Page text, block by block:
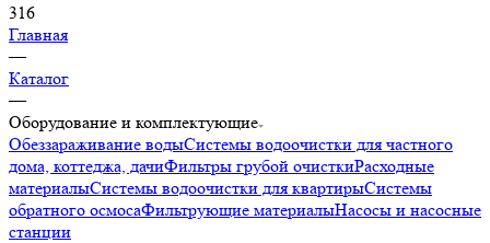
316
Главная
—
Каталог
—
Оборудование и комплектующие
Обеззараживание водыСистемы водоочистки для частного
дома, коттеджа, дачиФильтры грубой очисткиРасходные
материалыСистемы водоочистки для квартирыСистемы
обратного осмосаФильтрующие материалыНасосы и насосные
станции